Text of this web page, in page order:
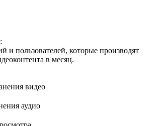
и пользователей, которые производят
в месяц.
видео
аудио